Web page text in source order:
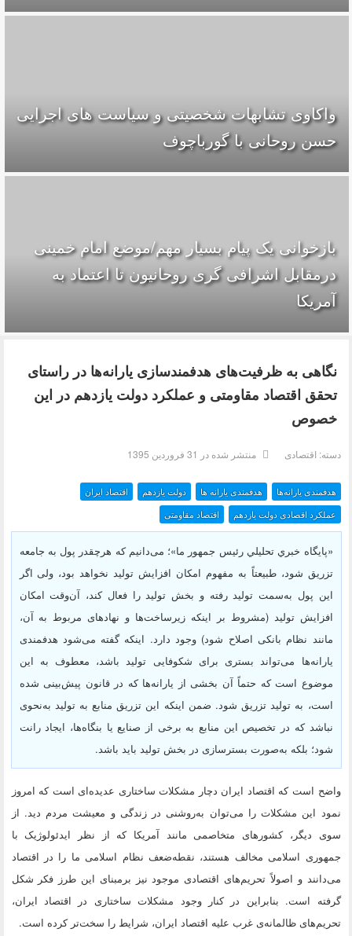
واکاوی تشابهات شخصیتی و سیاست های اجرایی
حسن روحانی با گورباچوف
بازخوانی یک پیام بسیار مهم/موضع امام خمینی
درمقابل اشرافی گری روحانیون تا اعتماد به
آمریکا
نگاهی به ظرفیت‌های هدفمندسازی یارانه‌ها در راستای
تحقق اقتصاد مقاومتی و عملکرد دولت یازدهم در این
خصوص
دسته: اقتصادی منتشر شده در 31 فروردين 1395
هدفمندی یارانه‌ها هدفمندی یارانه ها دولت یازدهم
اقتصاد ایران
اقتصاد مقاومتی
عملکرد اقصادی دولت یازدهم
«پايگاه خبري تحليلي رئيس جمهور ما»؛ می‌دانیم که هرچقدر پول به جامعه
تزریق شود، طبیعتاً به مفهوم امکان افزایش تولید نخواهد بود، ولی اگر
این پول به‌سمت تولید رفته و بخش تولید را فعال کند، آن‌وقت امکان
افزایش تولید (مشروط بر اینکه زیرساخت‌ها و نهادهای مربوط به آن،
مانند نظام بانکی اصلاح شود) وجود دارد. اینکه گفته می‌شود هدفمندی
یارانه‌ها می‌تواند بستری برای شکوفایی تولید باشد، معطوف به این
موضوع است که حتماً آن بخشی از یارانه‌ها که در قانون پیش‌بینی شده
است، به تولید تزریق شود. ضمن اینکه این تزریق منابع به تولید به‌نحوی
نباشد که در تخصیص این منابع به برخی از صنایع یا بنگاه‌ها، ایجاد رانت
شود؛ بلکه به‌صورت بسترسازی در بخش تولید باید باشد.
واضح است که اقتصاد ایران دچار مشکلات ساختاری عدیده‌ای است که امروز
نمود این مشکلات را می‌توان به‌روشنی در زندگی و معیشت مردم دید. از
سوی دیگر، کشورهای متخاصمی مانند آمریکا که از نظر ایدئولوژیک با
جمهوری اسلامی مخالف هستند، نقطه‌ضعف نظام اسلامی ما را در اقتصاد
می‌دانند و اصولاً تحریم‌های اقتصادی موجود نیز برمبنای این طرز فکر شکل
گرفته است. بنابراین در کنار وجود مشکلات ساختاری در اقتصاد ایران،
تحریم‌های ظالمانه‌ی غرب علیه اقتصاد ایران، شرایط را سخت‌تر کرده است.